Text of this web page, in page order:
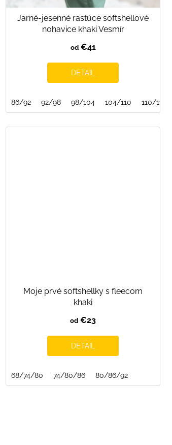
140/146 146/152 152/158
122/128 128/134 134/140 140/146
Jarné-jesenné rastúce softshellové
nohavice khaki Vesmír
od€41
DETAIL
86/92 92/98 98/104 104/110 110/116
152/158
Moje prvé softshellky s fleecom
khaki
od €23
DETAIL
68/74/80 74/80/86 80/86/92